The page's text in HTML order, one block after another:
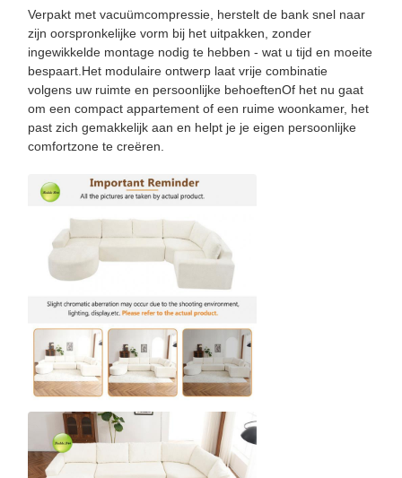
Verpakt met vacuümcompressie, herstelt de bank snel naar
zijn oorspronkelijke vorm bij het uitpakken, zonder
ingewikkelde montage nodig te hebben - wat u tijd en moeite
bespaart.Het modulaire ontwerp laat vrije combinatie
volgens uw ruimte en persoonlijke behoeftenOf het nu gaat
om een compact appartement of een ruime woonkamer, het
past zich gemakkelijk aan en helpt je je eigen persoonlijke
comfortzone te creëren.